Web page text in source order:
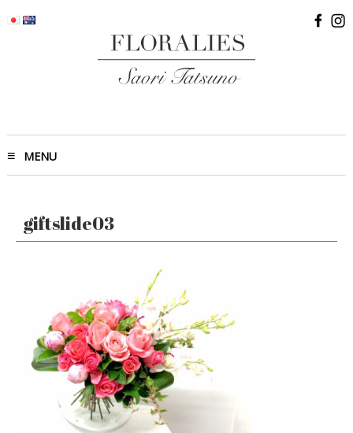
MENU
giftslide03